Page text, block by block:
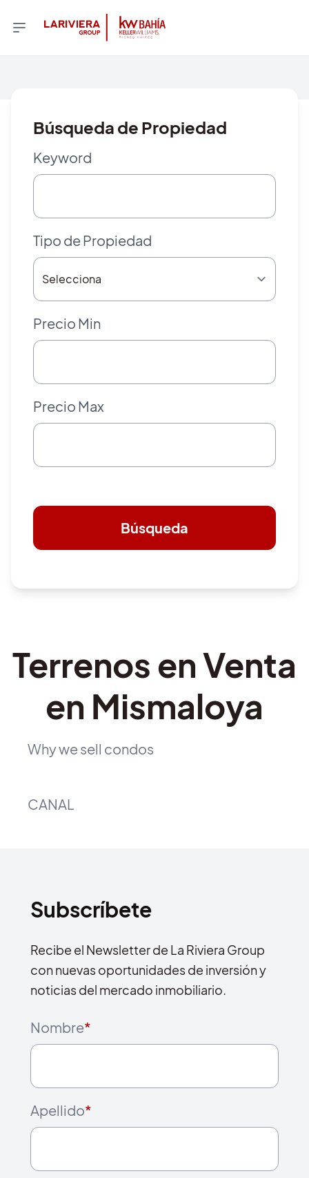
Búsqueda de Propiedad
Keyword
Tipo de Propiedad
Precio Min
Precio Max
Búsqueda
Terrenos en Venta
en Mismaloya
Why we sell condos
CANAL
Subscríbete
Recibe el Newsletter de La Riviera Group
con nuevas oportunidades de inversión y
noticias del mercado inmobiliario.
Nombre*
Apellido*